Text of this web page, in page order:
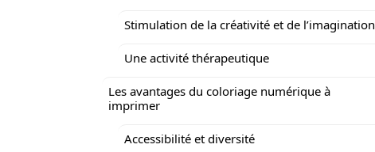
Stimulation de la créativité et de l’imagination
Une activité thérapeutique
Les avantages du coloriage numérique à
imprimer
Accessibilité et diversité